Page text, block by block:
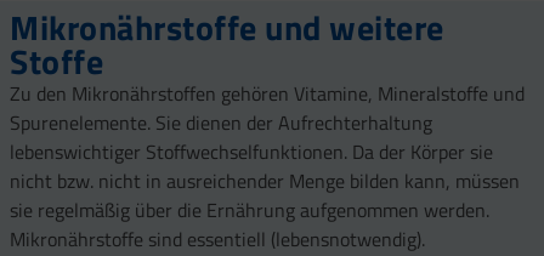
Mikronährstoffe und weitere
Stoffe
Zu den Mikronährstoffen gehören Vitamine, Mineralstoffe und
Spurenelemente. Sie dienen der Aufrechterhaltung
lebenswichtiger Stoffwechselfunktionen. Da der Körper sie
nicht bzw. nicht in ausreichender Menge bilden kann, müssen
sie regelmäßig über die Ernährung aufgenommen werden.
Mikronährstoffe sind essentiell (lebensnotwendig).